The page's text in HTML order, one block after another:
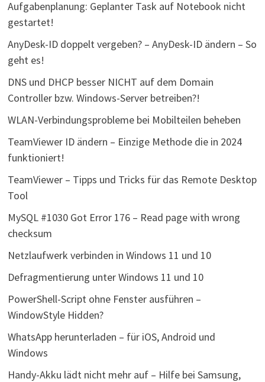
Aufgabenplanung: Geplanter Task auf Notebook nicht
gestartet!
AnyDesk-ID doppelt vergeben? – AnyDesk-ID ändern – So
geht es!
DNS und DHCP besser NICHT auf dem Domain
Controller bzw. Windows-Server betreiben?!
WLAN-Verbindungsprobleme bei Mobilteilen beheben
TeamViewer ID ändern – Einzige Methode die in 2024
funktioniert!
TeamViewer – Tipps und Tricks für das Remote Desktop
Tool
MySQL #1030 Got Error 176 – Read page with wrong
checksum
Netzlaufwerk verbinden in Windows 11 und 10
Defragmentierung unter Windows 11 und 10
PowerShell-Script ohne Fenster ausführen –
WindowStyle Hidden?
WhatsApp herunterladen – für iOS, Android und
Windows
Handy-Akku lädt nicht mehr auf – Hilfe bei Samsung,